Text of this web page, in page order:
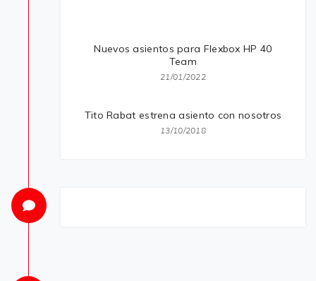
Nuevos asientos para Flexbox HP 40
Team
21/01/2022
Tito Rabat estrena asiento con nosotros
13/10/2018